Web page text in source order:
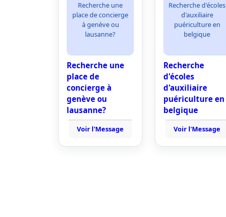
Recherche une
place de concierge
à genève ou
lausanne?
Recherche une
place de
concierge à
genève ou
lausanne?
Voir l'Message
Recherche d'écoles
d'auxiliaire
puériculture en
belgique
Recherche
d'écoles
d'auxiliaire
puériculture en
belgique
Voir l'Message